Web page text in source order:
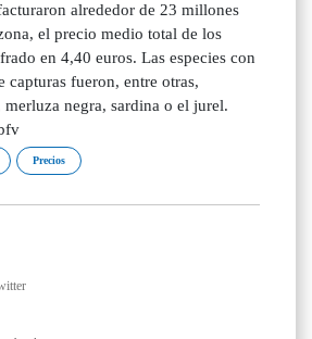
alrededor de 23 millones
el precio medio total de los
en 4,40 euros. Las especies con
capturas fueron, entre otras,
negra, sardina o el jurel.
Precios